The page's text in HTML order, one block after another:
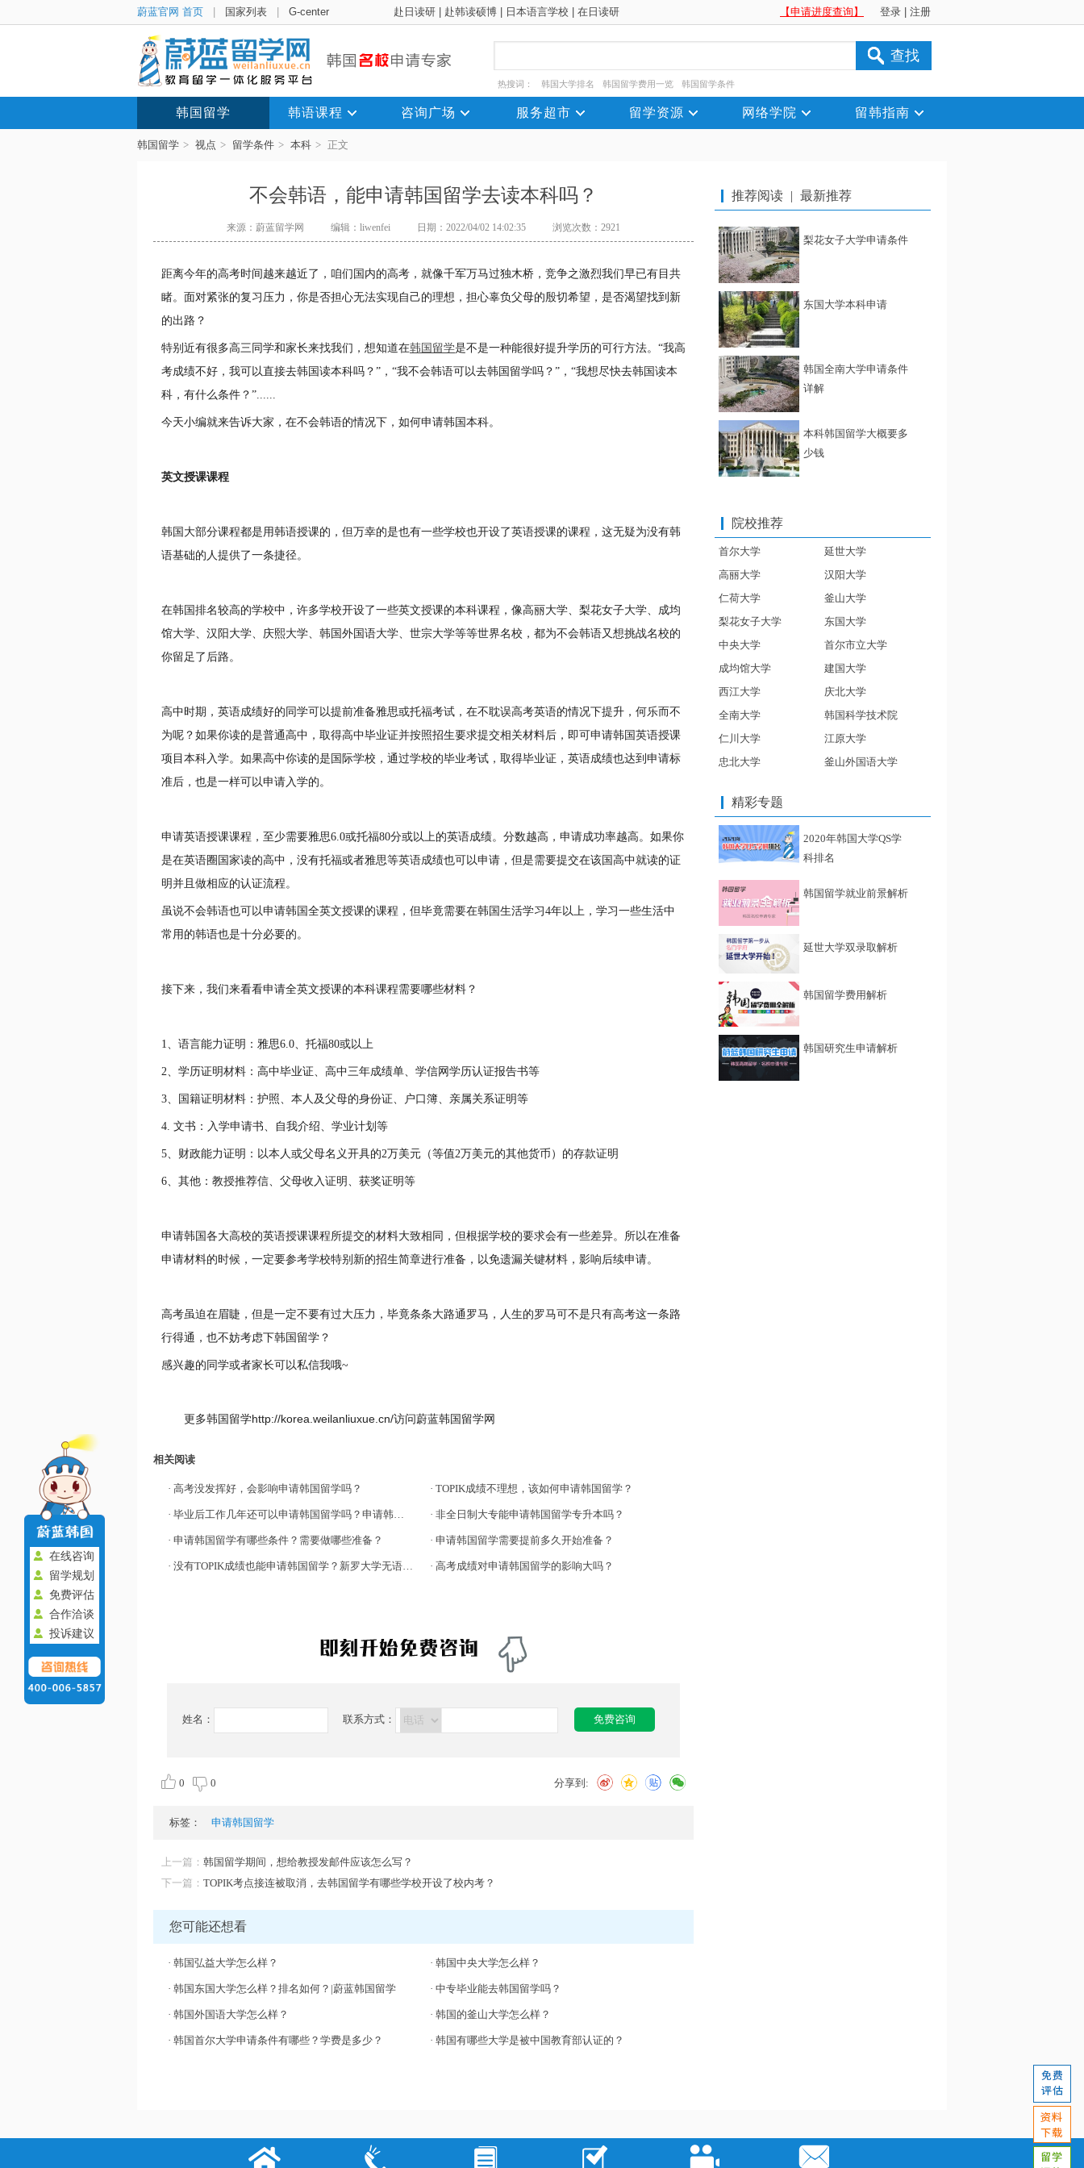
蔚蓝官网 首页 国家列表 G-center 赴日读研 赴韩读硕博 日本语言学校 在日读研 登录 注册
【申请进度查询】
查找
热搜词： 韩国大学排名 韩国留学费用一览 韩国留学条件
韩国留学 韩语课程 咨询广场 服务超市 留学资源 网络学院 留韩指南
韩国留学 > 视点 > 留学条件 > 本科 > 正文
不会韩语，能申请韩国留学去读本科吗？
来源：蔚蓝留学网 编辑：liwenfei 日期：2022/04/02 14:02:35 浏览次数：2921
距离今年的高考时间越来越近了，咱们国内的高考，就像千军万马过独木桥，竞争之激烈我们早已有目共
睹。面对紧张的复习压力，你是否担心无法实现自己的理想，担心辜负父母的殷切希望，是否渴望找到新
的出路？
特别近有很多高三同学和家长来找我们，想知道在韩国留学是不是一种能很好提升学历的可行方法。“我高
考成绩不好，我可以直接去韩国读本科吗？”，“我不会韩语可以去韩国留学吗？”，“我想尽快去韩国读本
科，有什么条件？”......
今天小编就来告诉大家，在不会韩语的情况下，如何申请韩国本科。
英文授课课程
韩国大部分课程都是用韩语授课的，但万幸的是也有一些学校也开设了英语授课的课程，这无疑为没有韩
语基础的人提供了一条捷径。
在韩国排名较高的学校中，许多学校开设了一些英文授课的本科课程，像高丽大学、梨花女子大学、成均
馆大学、汉阳大学、庆熙大学、韩国外国语大学、世宗大学等等世界名校，都为不会韩语又想挑战名校的
你留足了后路。
高中时期，英语成绩好的同学可以提前准备雅思或托福考试，在不耽误高考英语的情况下提升，何乐而不
为呢？如果你读的是普通高中，取得高中毕业证并按照招生要求提交相关材料后，即可申请韩国英语授课
项目本科入学。如果高中你读的是国际学校，通过学校的毕业考试，取得毕业证，英语成绩也达到申请标
准后，也是一样可以申请入学的。
申请英语授课课程，至少需要雅思6.0或托福80分或以上的英语成绩。分数越高，申请成功率越高。如果你
是在英语圈国家读的高中，没有托福或者雅思等英语成绩也可以申请，但是需要提交在该国高中就读的证
明并且做相应的认证流程。
虽说不会韩语也可以申请韩国全英文授课的课程，但毕竟需要在韩国生活学习4年以上，学习一些生活中
常用的韩语也是十分必要的。
接下来，我们来看看申请全英文授课的本科课程需要哪些材料？
1、语言能力证明：雅思6.0、托福80或以上
2、学历证明材料：高中毕业证、高中三年成绩单、学信网学历认证报告书等
3、国籍证明材料：护照、本人及父母的身份证、户口簿、亲属关系证明等
4. 文书：入学申请书、自我介绍、学业计划等
5、财政能力证明：以本人或父母名义开具的2万美元（等值2万美元的其他货币）的存款证明
6、其他：教授推荐信、父母收入证明、获奖证明等
申请韩国各大高校的英语授课课程所提交的材料大致相同，但根据学校的要求会有一些差异。所以在准备
申请材料的时候，一定要参考学校特别新的招生简章进行准备，以免遗漏关键材料，影响后续申请。
高考虽迫在眉睫，但是一定不要有过大压力，毕竟条条大路通罗马，人生的罗马可不是只有高考这一条路
行得通，也不妨考虑下韩国留学？
感兴趣的同学或者家长可以私信我哦~
更多韩国留学http://korea.weilanliuxue.cn/访问蔚蓝韩国留学网
相关阅读
· 高考没发挥好，会影响申请韩国留学吗？ · TOPIK成绩不理想，该如何申请韩国留学？
· 毕业后工作几年还可以申请韩国留学吗？申请韩国留学有年龄限制吗？ · 非全日制大专能申请韩国留学专升本吗？
· 申请韩国留学有哪些条件？需要做哪些准备？ · 申请韩国留学需要提前多久开始准备？
· 没有TOPIK成绩也能申请韩国留学？新罗大学无语言本科直升！ · 高考成绩对申请韩国留学的影响大吗？
姓名： 联系方式： 免费咨询
0 0 分享到:
标签： 申请韩国留学
上一篇： 韩国留学期间，想给教授发邮件应该怎么写？
下一篇： TOPIK考点接连被取消，去韩国留学有哪些学校开设了校内考？
您可能还想看
· 韩国弘益大学怎么样？ · 韩国中央大学怎么样？
· 韩国东国大学怎么样？排名如何？|蔚蓝韩国留学 · 中专毕业能去韩国留学吗？
· 韩国外国语大学怎么样？ · 韩国的釜山大学怎么样？
· 韩国首尔大学申请条件有哪些？学费是多少？ · 韩国有哪些大学是被中国教育部认证的？
推荐阅读 | 最新推荐
梨花女子大学申请条件
东国大学本科申请
韩国全南大学申请条件
详解
本科韩国留学大概要多
少钱
院校推荐
首尔大学
延世大学
高丽大学
汉阳大学
仁荷大学
釜山大学
梨花女子大学
东国大学
中央大学
首尔市立大学
成均馆大学
建国大学
西江大学
庆北大学
全南大学
韩国科学技术院
仁川大学
江原大学
忠北大学
釜山外国语大学
精彩专题
2020年韩国大学QS学
科排名
韩国留学就业前景解析
延世大学双录取解析
韩国留学费用解析
韩国研究生申请解析
在线咨询
留学规划
免费评估
合作洽谈
投诉建议